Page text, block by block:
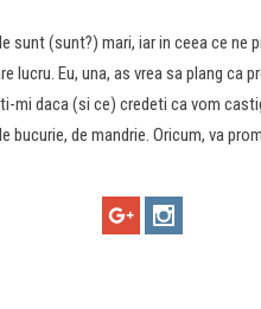
sunt (sunt?) mari, iar in ceea ce ne
lucru. Eu, una, as vrea sa plang ca
mi daca (si ce) credeti ca vom
bucurie, de mandrie. Oricum, va